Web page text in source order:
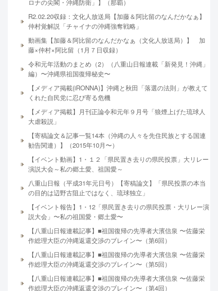
ロナの尖閣・沖縄防衛」】（那覇）
R2.02.20収録：文化人放送局【加藤＆阿比留のなんだかなぁ】
仲村覚解説「チャイナの沖縄強奪戦略」
動画集【加藤＆阿比留のなんだかなぁ（文化人放送局）】 加
藤×仲村×阿比留（1月７日収録）
令和元年活動のまとめ（2）（八重山日報連載「新発見！沖縄」
編）〜沖縄県祖国復帰秘史〜
【メディア掲載(iRONNA)】沖縄と秋田「落選の法則」が教えて
くれた自民党に忍び寄る危機
【メディア掲載】月刊正論令和元年９月号「狼煙上げた琉球人
大虐殺説」
【寄稿論文＆記事一覧14本（沖縄の人々を先住民族とする国連
勧告関連）】（2015年10月〜）
【イベント動画】1・１２「県民置き去りの県民投票」大リレー
演説大会～私の郷土愛、祖国愛～
八重山日報（平成31年元日号）【寄稿論文】「県民投票の本当
の目的は辺野古阻止ではなく、琉球独立」
【イベント報告】1・12「県民置き去りの県民投票・大リレー演
説大会」〜私の祖国愛・郷土愛〜
【八重山日報連載記事】■祖国復帰の先導者大濱信泉 〜佐藤栄
作総理大臣の沖縄返還交渉のブレイン〜（第6回）
【八重山日報連載記事】■祖国復帰の先導者大濱信泉 〜佐藤栄
作総理大臣の沖縄返還交渉のブレイン〜（第5回）
【八重山日報連載記事】■祖国復帰の先導者大濱信泉 〜佐藤栄
作総理大臣の沖縄返還交渉のブレイン〜（第4回）